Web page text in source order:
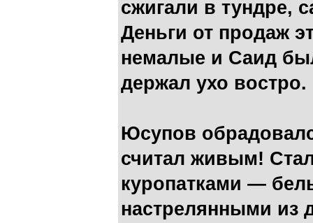
сжигали в тундре,
Деньги от продаж
немалые и Саид
держал ухо востро.
Юсупов
считал живым!
куропатками —
настрелянными из